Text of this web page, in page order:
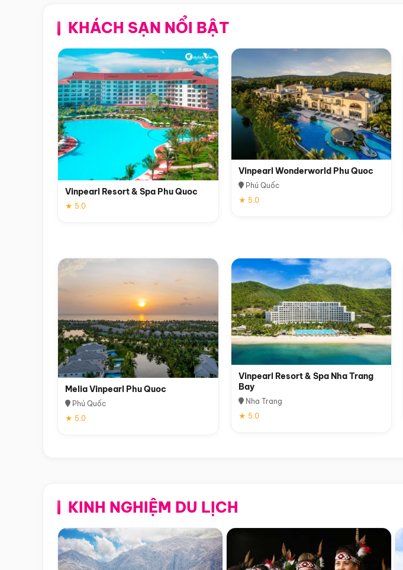
KHÁCH SẠN NỔI BẬT
Vinpearl Resort & Spa Phu Quoc
★ 5.0
Vinpearl Wonderworld Phu Quoc
Phú Quốc
★ 5.0
Melia Vinpearl Phu Quoc
Phú Quốc
★ 5.0
Vinpearl Resort & Spa Nha Trang
Bay
Nha Trang
★ 5.0
KINH NGHIỆM DU LỊCH